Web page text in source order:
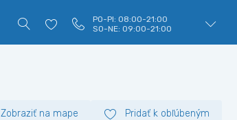
PO-PI: 08:00-21:00
SO-NE: 09:00-21:00
Zobraziť na mape Pridať k obľúbeným